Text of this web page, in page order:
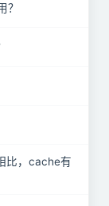
？
比，cache有